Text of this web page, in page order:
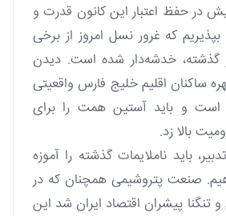
در حفظ اعتبار این کانون قدرت و
که غرور نسل امروز از برخی
خدشه‌دار شده است. دیدن
ساکنان اقلیم خلیج فارس واقعیتی
و باید آستین همت را برای
بالا زد.
باید ناملایمات گذشته را آموزه
صنعت پتروشیمی همچنان که در
پیشران اقتصاد ایران شد این